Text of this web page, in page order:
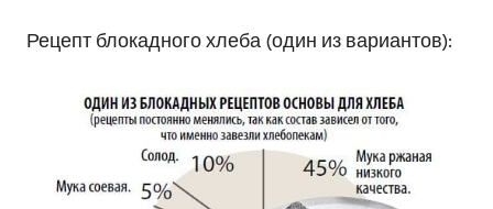
Рецепт блокадного хлеба (один из вариантов):